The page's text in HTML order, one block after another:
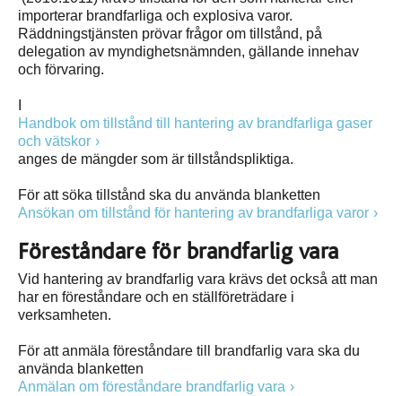
importerar brandfarliga och explosiva varor.
Räddningstjänsten prövar frågor om tillstånd, på
delegation av myndighetsnämnden, gällande innehav
och förvaring.
Handbok om tillstånd till hantering av brandfarliga gaser
och vätskor
anges de mängder som är tillståndspliktiga.
För att söka tillstånd ska du använda blanketten
Ansökan om tillstånd för hantering av brandfarliga varor
Föreståndare för brandfarlig vara
Vid hantering av brandfarlig vara krävs det också att man
har en föreståndare och en ställföreträdare i
verksamheten.
För att anmäla föreståndare till brandfarlig vara ska du
använda blanketten
Anmälan om föreståndare brandfarlig vara